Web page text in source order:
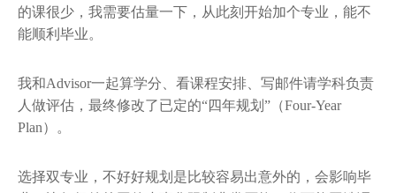
的课很少，我需要估量一下，从此刻开始加个专业，能不
能顺利毕业。
我和Advisor一起算学分、看课程安排、写邮件请学科负责
人做评估，最终修改了已定的“四年规划”（Four-Year
Plan）。
选择双专业，不好好规划是比较容易出意外的，会影响毕